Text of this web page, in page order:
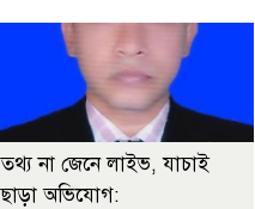
তথ্য না জেনে লাইভ, যাচাই
ছাড়া অভিযোগ: